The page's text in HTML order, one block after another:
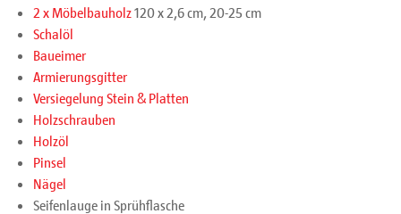
2 x Möbelbauholz120 x 2,6 cm, 20-25 cm
Schalöl
Baueimer
Armierungsgitter
Versiegelung Stein & Platten
Holzschrauben
Holzöl
Pinsel
Nägel
Seifenlauge in Sprühflasche